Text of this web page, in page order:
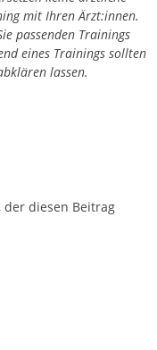
mit Ihren Ärzt:innen.
passenden Trainings
eines Trainings sollten
lassen.
der diesen Beitrag